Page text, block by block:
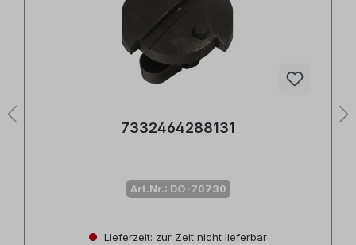
7332464288131
Art.Nr.: DO-70730
Lieferzeit: zur Zeit nicht lieferbar